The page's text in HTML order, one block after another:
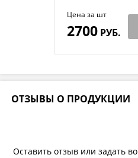
Цена за шт
2700РУБ.
ОТЗЫВЫ О ПРОДУКЦИИ
Оставить отзыв или задать